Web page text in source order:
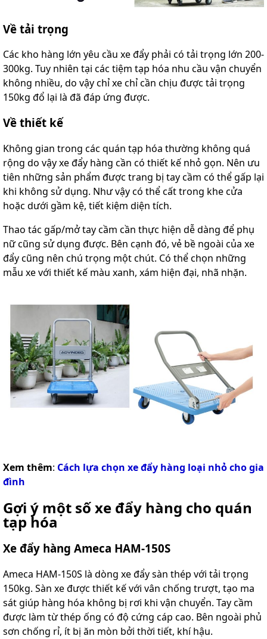
Về tải trọng
Các kho hàng lớn yêu cầu xe đẩy phải có tải trọng lớn 200-
300kg. Tuy nhiên tại các tiệm tạp hóa nhu cầu vận chuyển
không nhiều, do vậy chỉ xe chỉ cần chịu được tải trọng
150kg đổ lại là đã đáp ứng được.
Về thiết kế
Không gian trong các quán tạp hóa thường không quá
rộng do vậy xe đẩy hàng cần có thiết kế nhỏ gọn. Nên ưu
tiên những sản phẩm được trang bị tay cầm có thể gấp lại
khi không sử dụng. Như vậy có thể cất trong khe cửa
hoặc dưới gầm kệ, tiết kiệm diện tích.
Thao tác gấp/mở tay cầm cần thực hiện dễ dàng để phụ
nữ cũng sử dụng được. Bên cạnh đó, vẻ bề ngoài của xe
đẩy cũng nên chú trọng một chút. Có thể chọn những
mẫu xe với thiết kế màu xanh, xám hiện đại, nhã nhặn.
Xem thêm: Cách lựa chọn xe đẩy hàng loại nhỏ cho gia
đình
Gợi ý một số xe đẩy hàng cho quán
tạp hóa
Xe đẩy hàng Ameca HAM-150S
Ameca HAM-150S là dòng xe đẩy sàn thép với tải trọng
150kg. Sàn xe được thiết kế với vân chống trượt, tạo ma
sát giúp hàng hóa không bị rơi khi vận chuyển. Tay cầm
được làm từ thép ống có độ cứng cáp cao. Bên ngoài phủ
sơn chống rỉ, ít bị ăn mòn bởi thời tiết, khí hậu.